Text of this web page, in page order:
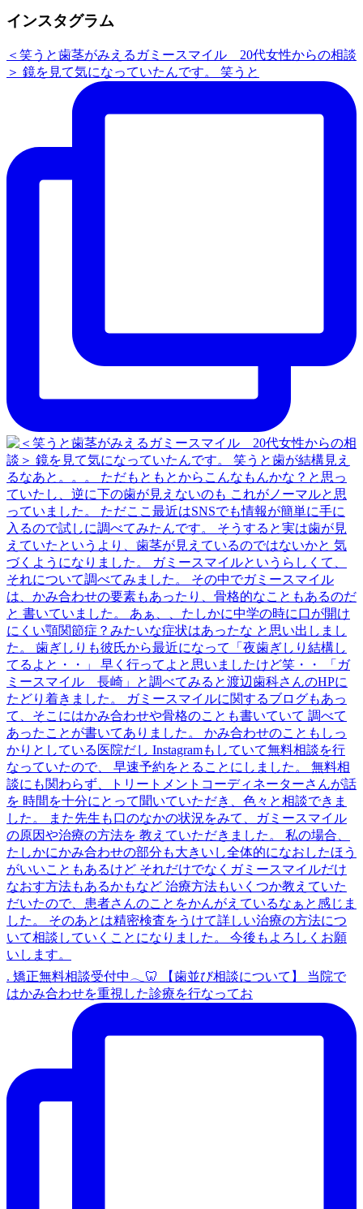
インスタグラム
＜笑うと歯茎がみえるガミースマイル 20代女性からの相談
＞ 鏡を見て気になっていたんです。 笑うと
. 矯正無料相談受付中𓂃🦷 【歯並び相談について】 当院で
はかみ合わせを重視した診療を行なってお